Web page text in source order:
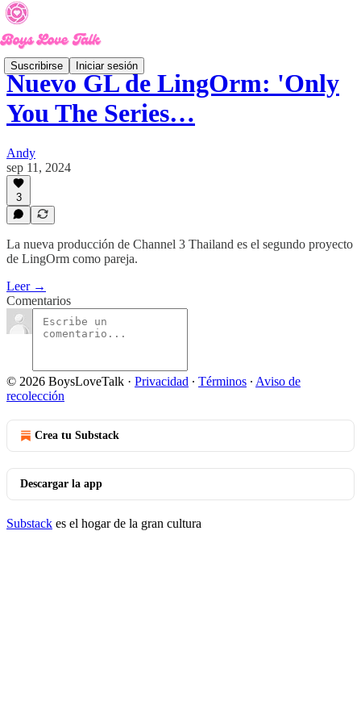
Suscribirse Iniciar sesión
Nuevo GL de LingOrm: 'Only
You The Series…
Andy
sep 11, 2024
3
La nueva producción de Channel 3 Thailand es el segundo proyecto
de LingOrm como pareja.
Leer →
Comentarios
© 2026 BoysLoveTalk · Privacidad ∙ Términos ∙ Aviso de
recolección
Crea tu Substack
Descargar la app
Substack es el hogar de la gran cultura